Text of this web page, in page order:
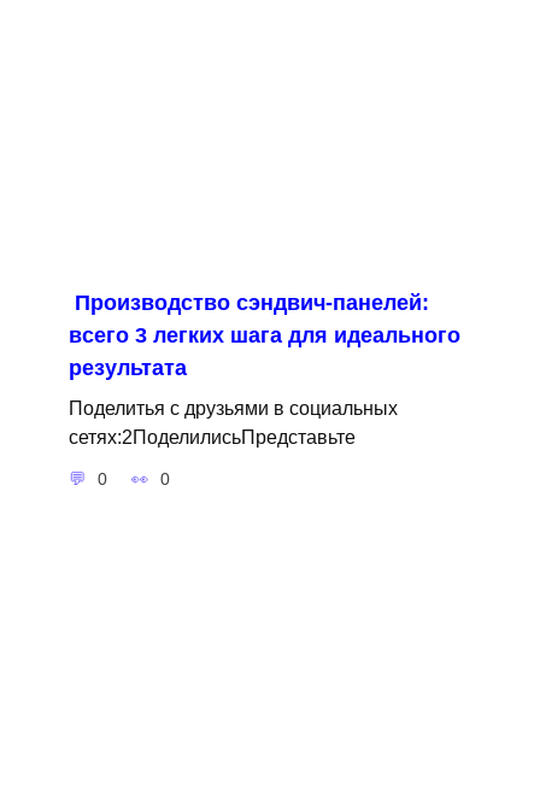
Производство сэндвич-панелей:
всего 3 легких шага для идеального
результата
Поделитья с друзьями в социальных
сетях:2ПоделилисьПредставьте
0 0